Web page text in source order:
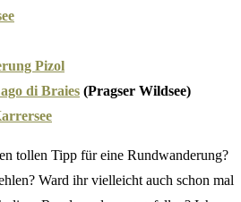
Pizol
di Braies (Pragser Wildsee)
tollen Tipp für eine Rundwanderung?
Ward ihr vielleicht auch schon mal